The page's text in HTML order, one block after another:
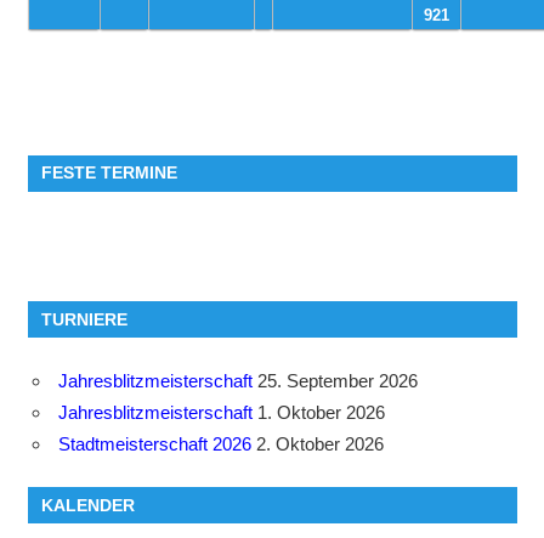
921
FESTE TERMINE
TURNIERE
Jahresblitzmeisterschaft 25. September 2026
Jahresblitzmeisterschaft 1. Oktober 2026
Stadtmeisterschaft 2026 2. Oktober 2026
KALENDER